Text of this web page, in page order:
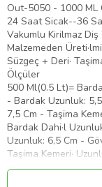
Out-5050 - 1000 ML
24 Saat Sicak--36
Vakumlu Kirilmaz
Malzemeden
Süzgeç + Deri·
Ölçüler
500 Ml(0.5 Lt)=
- Bardak Uzunluk:
7,5 Cm - Taşima
Bardak Dahi·l
Uzunluk: 6,5 Cm -
Taşima Kemeri·
Uzunluk : 34.5 Cm -
Gövde Uzunluik:28